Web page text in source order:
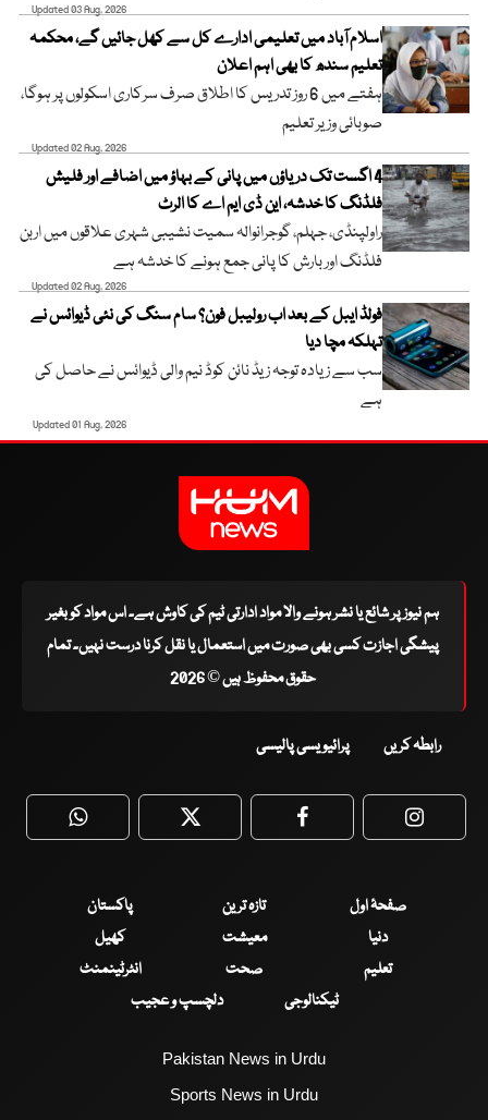
Updated 03 Aug, 2026
اسلام آباد میں تعلیمی ادارے کل سے کھل جائیں گے، محکمہ
تعلیم سندھ کا بھی اہم اعلان
ہفتے میں 6 روز تدریس کا اطلاق صرف سرکاری اسکولوں پر ہوگا،
صوبائی وزیر تعلیم
Updated 02 Aug, 2026
4 اگست تک دریاؤں میں پانی کے بہاؤ میں اضافے اور فلیش
فلڈنگ کا خدشہ، این ڈی ایم اے کا الرٹ
راولپنڈی، جہلم، گوجرانوالہ سمیت نشیبی شہری علاقوں میں اربن
فلڈنگ اور بارش کا پانی جمع ہونے کا خدشہ ہے
Updated 02 Aug, 2026
فولڈ ایبل کے بعد اب رولیبل فون؟ سام سنگ کی نئی ڈیوائس نے
تہلکہ مچا دیا
سب سے زیادہ توجہ زیڈ نائن کوڈ نیم والی ڈیوائس نے حاصل کی
ہے
Updated 01 Aug, 2026
ہم نیوز پر شائع یا نشر ہونے والا مواد ادارتی ٹیم کی کاوش ہے۔ اس مواد کو بغیر
پیشگی اجازت کسی بھی صورت میں استعمال یا نقل کرنا درست نہیں۔ تمام
حقوق محفوظ ہیں © 2026
رابطہ کریں پرائیویسی پالیسی
WhatsApp Twitter Facebook
صفحۂ اول تازہ ترین
پاکستان
دنیا
معیشت
کھیل
تعلیم
صحت
انٹرٹینمنٹ
ٹیکنالوجی
دلچسپ و عجیب
Pakistan News in Urdu
Sports News in Urdu